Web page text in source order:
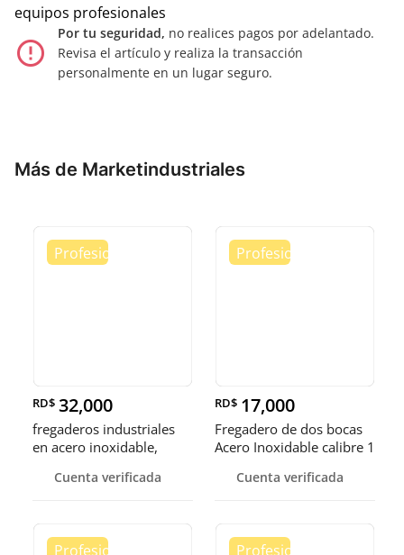
equipos profesionales
error_outline
Por tu seguridad, no realices pagos por adelantado.
Revisa el artículo y realiza la transacción
personalmente en un lugar seguro.
Más de Marketindustriales
RD$ 32,000
fregaderos industriales
en acero inoxidable,
Cuenta verificada
RD$ 17,000
Fregadero de dos bocas
Acero Inoxidable calibre 1
Cuenta verificada